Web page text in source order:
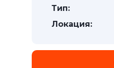
Тип:
Локация: